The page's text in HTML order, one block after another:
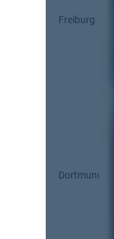
Freiburg
Dortmund